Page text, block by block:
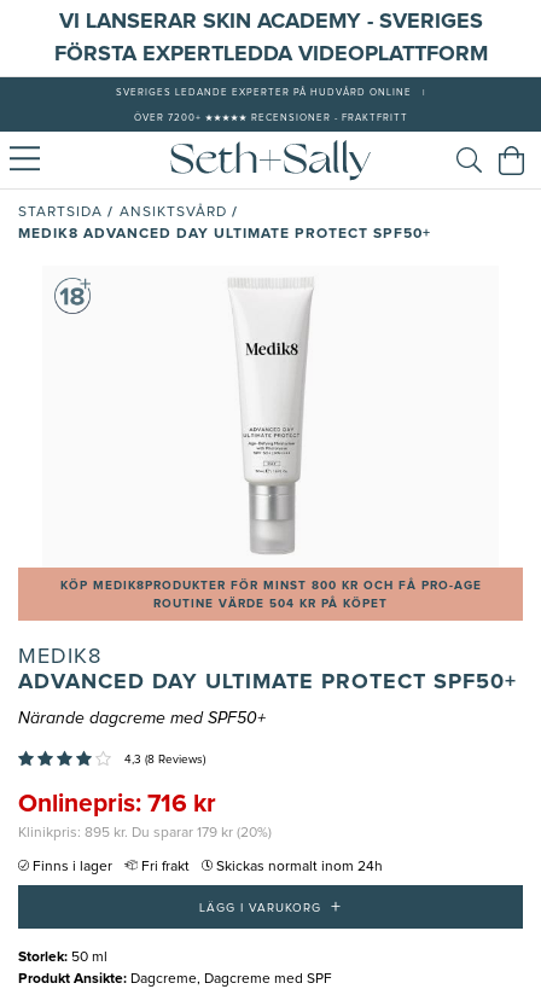
VI LANSERAR SKIN ACADEMY - SVERIGES
FÖRSTA EXPERTLEDDA VIDEOPLATTFORM
SVERIGES LEDANDE EXPERTER PÅ HUDVÅRD ONLINE
ÖVER 7200+ ★★★★★ RECENSIONER - FRAKTFRITT
STARTSIDA / ANSIKTSVÅRD /
MEDIK8 ADVANCED DAY ULTIMATE PROTECT SPF50+
KÖP MEDIK8PRODUKTER FÖR MINST 800 KR OCH FÅ PRO-AGE
ROUTINE VÄRDE 504 KR PÅ KÖPET
MEDIK8
ADVANCED DAY ULTIMATE PROTECT SPF50+
Närande dagcreme med SPF50+
4,3 (8 Reviews)
Onlinepris: 716 kr
Klinikpris: 895 kr. Du sparar 179 kr (20%)
Finns i lager Fri frakt Skickas normalt inom 24h
LÄGG I VARUKORG +
Storlek: 50 ml
Produkt Ansikte: Dagcreme, Dagcreme med SPF